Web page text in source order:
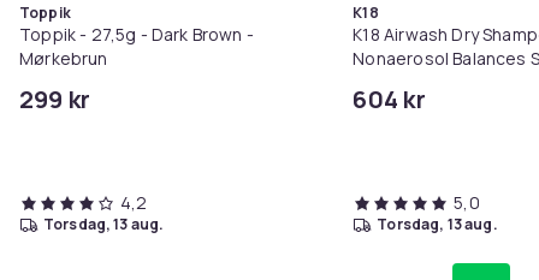
Toppik
Toppik - 27,5g - Dark Brown -
Mørkebrun
299 kr
4,2
torsdag, 13 aug.
K18
K18 Airwash Dry
Nonaerosol Balances
604 kr
5,0
torsdag, 13 aug.